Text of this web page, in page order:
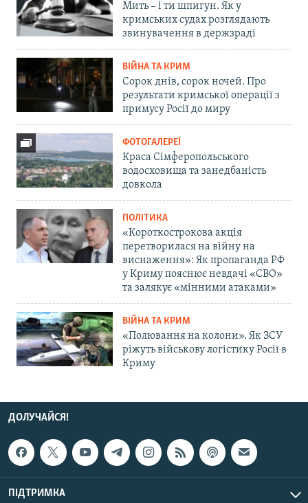
Мить – і ти шпигун. Як у
кримських судах розглядають
звинувачення в держзраді
ВІЙНА ТА КРИМ
Сорок днів, сорок ночей. Про
результати кримської операції з
примусу Росії до миру
ФОТОГАЛЕРЕЇ
Краса Сімферопольського
водосховища та занедбаність
довкола
ПОЛІТИКА
«Короткострокова акція
перетворилася на війну на
виснаження»: Як пропаганда РФ
у Криму пояснює невдачі «СВО»
та залякує «мінними атаками»
ВІЙНА ТА КРИМ
«Полювання на колони». Як ЗСУ
ріжуть військову логістику Росії в
Криму
ДОЛУЧАЙСЯ!
ПІДТРИМКА